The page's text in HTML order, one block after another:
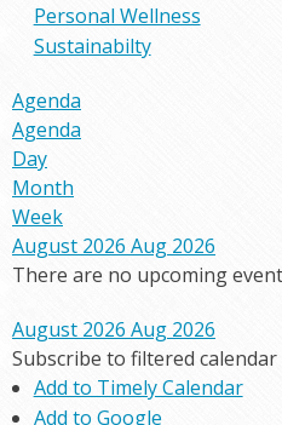
Personal Wellness
Sustainabilty
Agenda
Agenda
Day
Month
Week
August 2026 Aug 2026
There are no upcoming
August 2026 Aug 2026
Subscribe to filtered calendar
Add to Timely Calendar
Add to Google